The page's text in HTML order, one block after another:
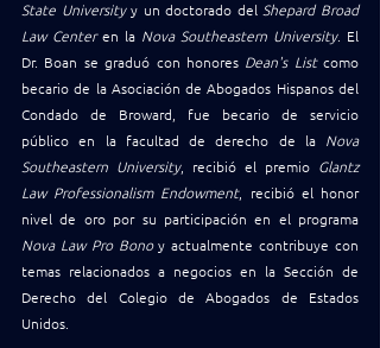
State University y un doctorado del Shepard Broad
Law Center en la Nova Southeastern University. El
Dr. Boan se graduó con honores Dean's List como
becario de la Asociación de Abogados Hispanos del
Condado de Broward, fue becario de servicio
público en la facultad de derecho de la Nova
Southeastern University, recibió el premio Glantz
Law Professionalism Endowment, recibió el honor
Nova Law Pro Bono y actualmente contribuye con
temas relacionados a negocios en la Sección de
Derecho del Colegio de Abogados de Estados
Unidos.